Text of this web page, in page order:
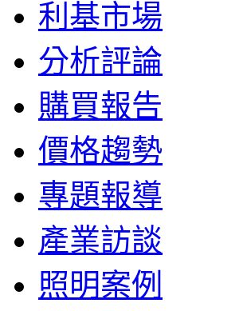
利基市場
分析評論
購買報告
價格趨勢
專題報導
產業訪談
照明案例